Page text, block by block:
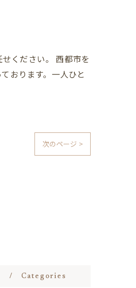
ください。 西都市を
おります。一人ひと
次のページ >
Categories